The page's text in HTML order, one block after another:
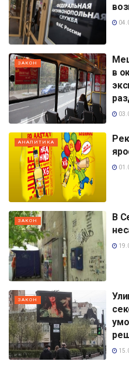
ЗАКОН
в
АНАЛИТИКА
ЗАКОН
В
ЗАКОН